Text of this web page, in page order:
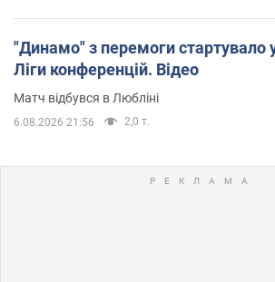
"Динамо" з перемоги стартувало у
Ліги конференцій. Відео
Матч відбувся в Любліні
6.08.2026 21:56 2,0 т.